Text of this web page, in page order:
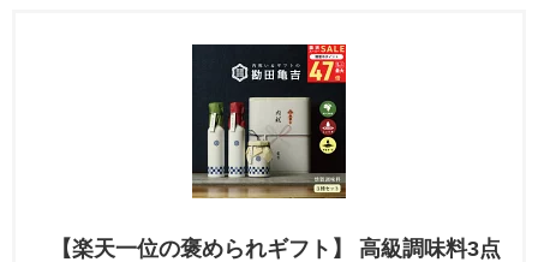
【楽天一位の褒められギフト】 高級調味料3点